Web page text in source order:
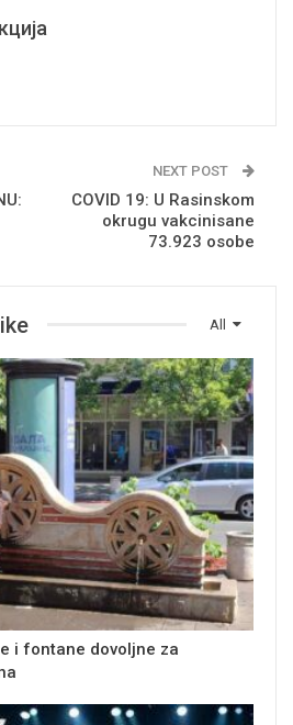
NEXT POST
COVID 19: U Rasinskom
okrugu vakcinisane
73.923 osobe
All
i fontane dovoljne za